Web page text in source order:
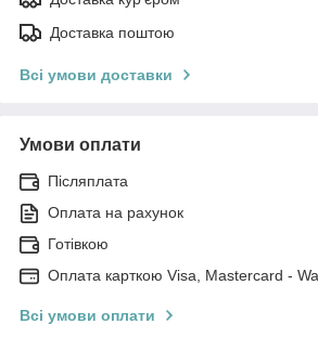
Доставка поштою
Всі умови доставки
Умови оплати
Післяплата
Оплата на рахунок
Готівкою
Оплата карткою Visa, Mastercard -
Всі умови оплати